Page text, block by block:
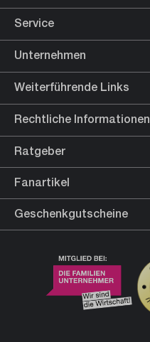
Service
Unternehmen
Weiterführende Links
Rechtliche Informationen
Ratgeber
Fanartikel
Geschenkgutscheine